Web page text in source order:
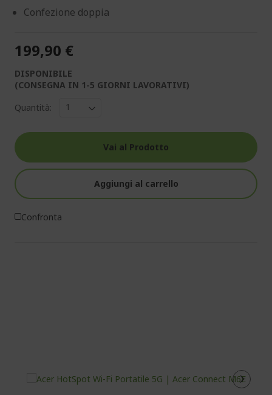
Confezione doppia
199,90 €
DISPONIBILE
(CONSEGNA IN 1-5 GIORNI LAVORATIVI)
Quantità:
Vai al Prodotto
Aggiungi al carrello
Confronta